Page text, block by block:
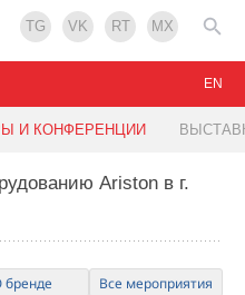
TG VK RT MX
И КОНФЕРЕНЦИИ
EN
Ariston в г.
бренде Все мероприятия